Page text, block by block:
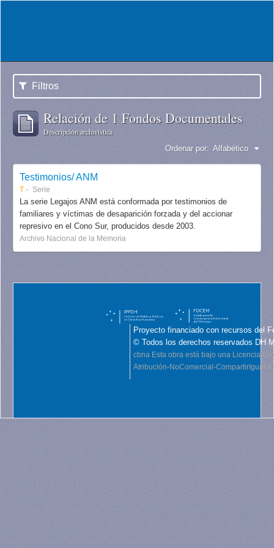
Filtros
Relación de 1 Fondos Documentales
Descripción archivística
Ordenar por: Alfabético
Testimonios/ ANM
T Serie
La serie Legajos ANM está conformada por testimonios de
familiares y víctimas de desaparición forzada y del accionar
represivo en el Cono Sur, producidos desde 2003.
Archivo Nacional de la Memoria
Proyecto financiado con recursos del
© Todos los derechos reservados DH
cbna Esta obra está bajo una Licencia
Atribución-NoComercial-CompartirIgual